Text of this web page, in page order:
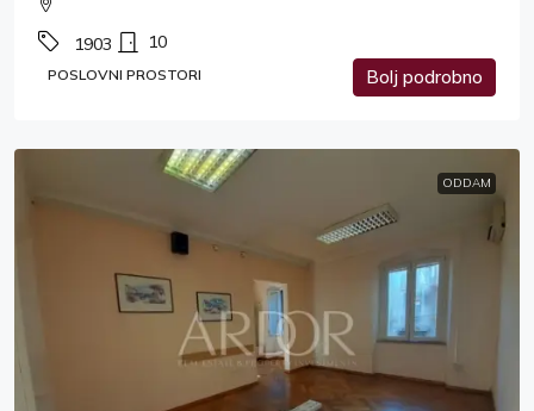
1903 10
POSLOVNI PROSTORI Bolj podrobno
ODDAM